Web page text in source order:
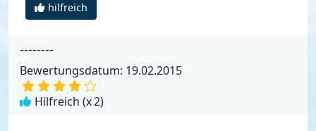
hilfreich
--------
Bewertungsdatum: 19.02.2015
Hilfreich (x2)